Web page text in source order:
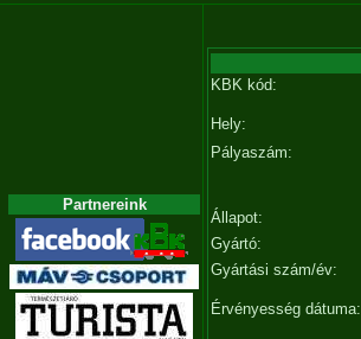
Partnereink
KBK kód:
Hely:
Pályaszám:
Állapot:
Gyártó:
Gyártási szám/év:
Érvényesség dátuma: